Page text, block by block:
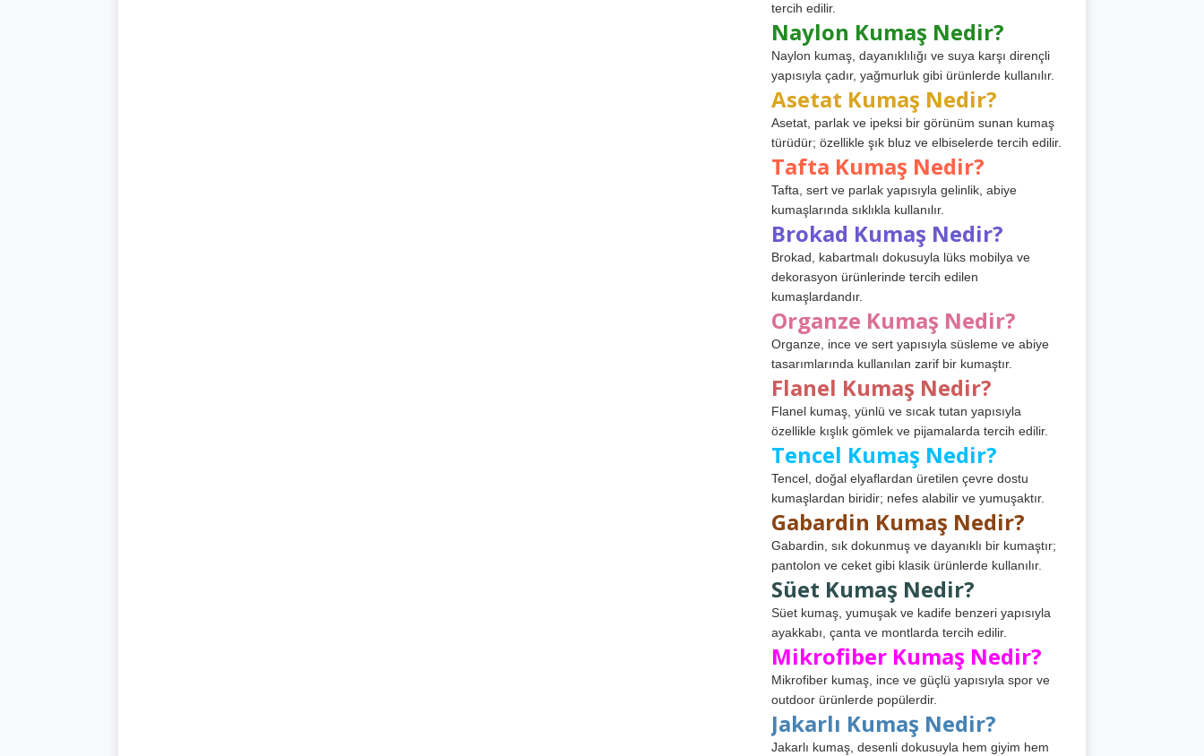
tercih edilir.
Naylon Kumaş Nedir?
Naylon kumaş, dayanıklılığı ve suya karşı dirençli
yapısıyla çadır, yağmurluk gibi ürünlerde kullanılır.
Asetat Kumaş Nedir?
Asetat, parlak ve ipeksi bir görünüm sunan kumaş
türüdür; özellikle şık bluz ve elbiselerde tercih edilir.
Tafta Kumaş Nedir?
Tafta, sert ve parlak yapısıyla gelinlik, abiye
kumaşlarında sıklıkla kullanılır.
Brokad Kumaş Nedir?
Brokad, kabartmalı dokusuyla lüks mobilya ve
dekorasyon ürünlerinde tercih edilen
kumaşlardandır.
Organze Kumaş Nedir?
Organze, ince ve sert yapısıyla süsleme ve abiye
tasarımlarında kullanılan zarif bir kumaştır.
Flanel Kumaş Nedir?
Flanel kumaş, yünlü ve sıcak tutan yapısıyla
özellikle kışlık gömlek ve pijamalarda tercih edilir.
Tencel Kumaş Nedir?
Tencel, doğal elyaflardan üretilen çevre dostu
kumaşlardan biridir; nefes alabilir ve yumuşaktır.
Gabardin Kumaş Nedir?
Gabardin, sık dokunmuş ve dayanıklı bir kumaştır;
pantolon ve ceket gibi klasik ürünlerde kullanılır.
Süet Kumaş Nedir?
Süet kumaş, yumuşak ve kadife benzeri yapısıyla
ayakkabı, çanta ve montlarda tercih edilir.
Mikrofiber Kumaş Nedir?
Mikrofiber kumaş, ince ve güçlü yapısıyla spor ve
outdoor ürünlerde popülerdir.
Jakarlı Kumaş Nedir?
Jakarlı kumaş, desenli dokusuyla hem giyim hem